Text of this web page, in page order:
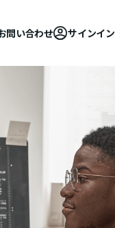
問い合わせ サインイン